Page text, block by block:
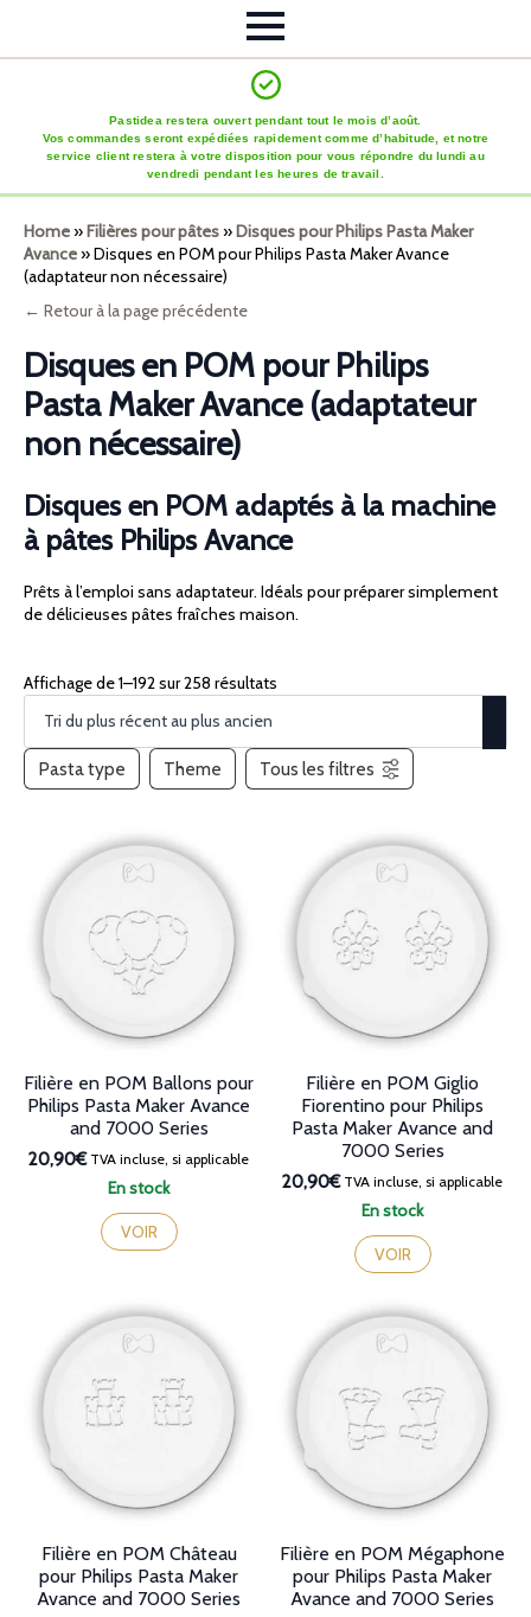
Pastidea restera ouvert pendant tout le mois d’août.
Vos commandes seront expédiées rapidement comme d’habitude, et notre
service client restera à votre disposition pour vous répondre du lundi au
vendredi pendant les heures de travail.
Home»Filières pour pâtes»Disques pour Philips Pasta Maker
Avance»Disques en POM pour Philips Pasta Maker Avance
(adaptateur non nécessaire)
← Retour à la page précédente
Disques en POM pour Philips
Pasta Maker Avance (adaptateur
non nécessaire)
Disques en POM adaptés à la machine
à pâtes Philips Avance
Prêts à l’emploi sans adaptateur. Idéals pour préparer simplement
de délicieuses pâtes fraîches maison.
Affichage de 1–192 sur 258 résultats
Pasta type Theme Tous les filtres
En stock
Filière en POM Ballons pour
Philips Pasta Maker Avance
and 7000 Series
20,90€TVA incluse, si applicable
VOIR
En stock
Filière en POM Giglio
Fiorentino pour Philips
Pasta Maker Avance and
7000 Series
20,90€TVA incluse, si applicable
VOIR
Filière en POM Château
pour Philips Pasta Maker
Avance and 7000 Series
Filière en POM Mégaphone
pour Philips Pasta Maker
Avance and 7000 Series